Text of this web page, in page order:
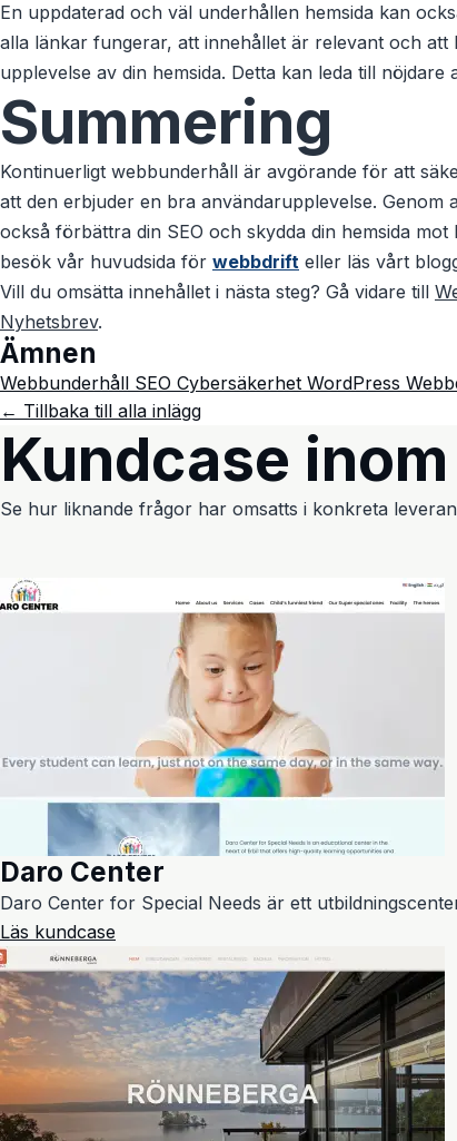
En uppdaterad och väl underhållen hemsida kan
alla länkar fungerar, att innehållet är relevant och
upplevelse av din hemsida. Detta kan leda till
Summering
Kontinuerligt webbunderhåll är avgörande för att
att den erbjuder en bra användarupplevelse.
också förbättra din SEO och skydda din hemsida
besök vår huvudsida för webbdrift eller läs vårt
Vill du omsätta innehållet i nästa steg? Gå vidare till
Nyhetsbrev.
Ämnen
Webbunderhåll SEO Cybersäkerhet WordPress
← Tillbaka till alla inlägg
Kundcase
Se hur liknande frågor har omsatts i konkreta
Daro Center
Daro Center for Special Needs är ett
Läs kundcase